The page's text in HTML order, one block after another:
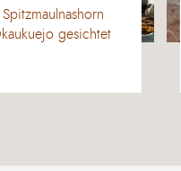
gesichtet